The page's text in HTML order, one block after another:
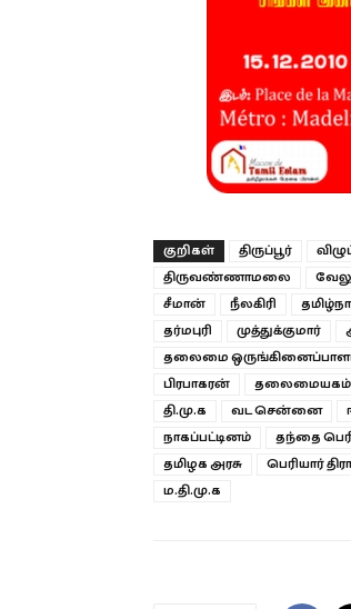
குறிகள் திருப்பூர்
திருவண்ணாமலை
சீமான்
நீலகிரி
தர்மபுரி
முத்துக்குமார்
தலைமை
பிரபாகரன்
தலைமையகம்
தி.மு.க
வட சென்னை
நாகப்பட்டினம்
தந்தை
தமிழக அரசு
பெரியார்
ம.தி.மு.க